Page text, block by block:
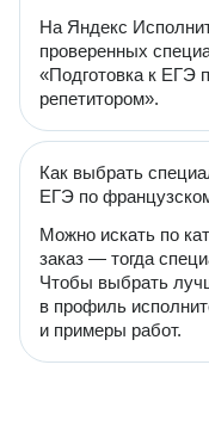
На Яндекс
проверенных
«Подготовка к ЕГЭ
репетитором».
Как выбрать
ЕГЭ по
Можно искать по
заказ — тогда
Чтобы выбрать
в профиль
и примеры работ.